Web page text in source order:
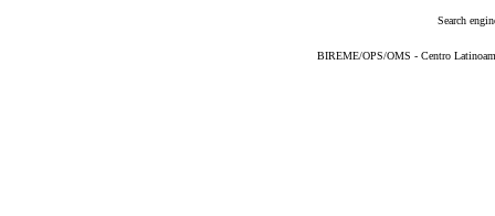
Search
BIREME/OPS/OMS - Centro